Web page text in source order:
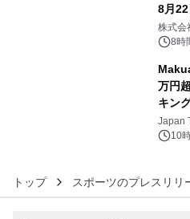
8月
像『
株式会
8時
万円
キン
浴シ
ズ（
Japan
10
トップ スポーツのプレスリリ